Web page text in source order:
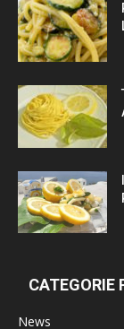
CATEGORIE
News